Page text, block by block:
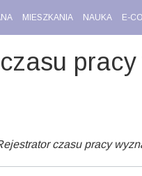
MIESZKANIA NAUKA E-
czasu pracy